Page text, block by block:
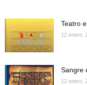
Teatro
12 enero,
Sangre
12 enero,